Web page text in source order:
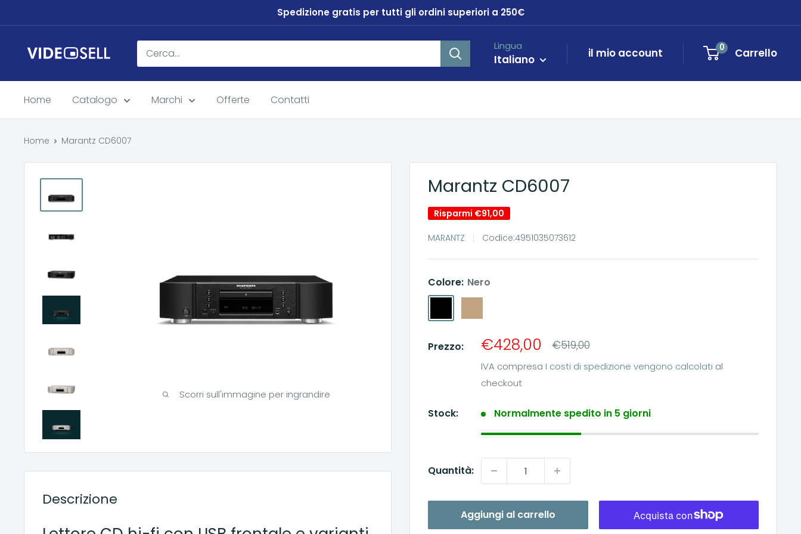
al
Spedizione gratis per tutti gli ordini superiori a 250€
Videosell
Lingua
Italiano il mio account 0 Carrello
Home Catalogo Marchi Offerte Contatti
Home Marantz CD6007
Scorri sull'immagine per ingrandire
Marantz CD6007
Risparmi €91,00
MARANTZ Codice:4951035073612
Colore: Nero
Gold
Prezzo:
Prezzo
scontato
€428,00 Prezzo
€519,00
IVA compresa I costi di spedizione vengono calcolati al
checkout
Stock: Normalmente spedito in 5 giorni
Quantità:
Aggiungi al carrello
Descrizione